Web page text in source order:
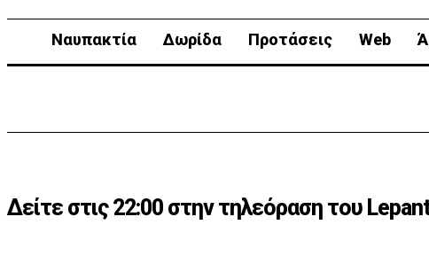
Ναυπακτία Δωρίδα Προτάσεις Web
Δείτε στις 22:00 στην τηλεόραση του